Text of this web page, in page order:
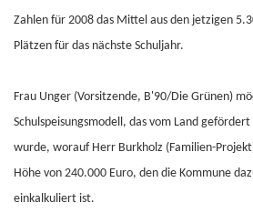
Zahlen für 2008 das Mittel aus den jetzigen
Plätzen für das nächste Schuljahr.
Frau Unger (Vorsitzende, B'90/Die Grünen)
Schulspeisungsmodell, das vom Land
wurde, worauf Herr Burkholz (Familien-
Höhe von 240.000 Euro, den die Kommune
einkalkuliert ist.